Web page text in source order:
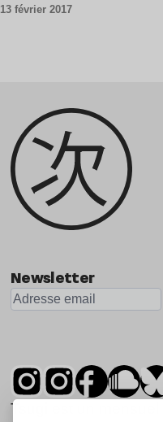
13 février 2017
Newsletter
Tsugi est un mensuel